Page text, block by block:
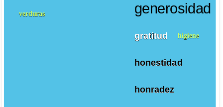
generosidad
gratitud higiene
honestidad
honradez
verduras